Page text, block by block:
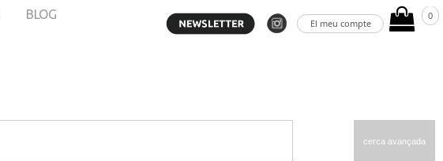
El meu compte
0
BLOG
cerca avançada